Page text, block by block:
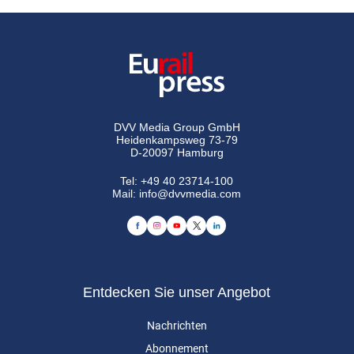
DVV Media Group GmbH
Heidenkampsweg 73-79
D-20097 Hamburg
Tel:+49 40 23714-100
Mail: info@dvvmedia.com
Entdecken Sie unser Angebot
Nachrichten
Abonnement